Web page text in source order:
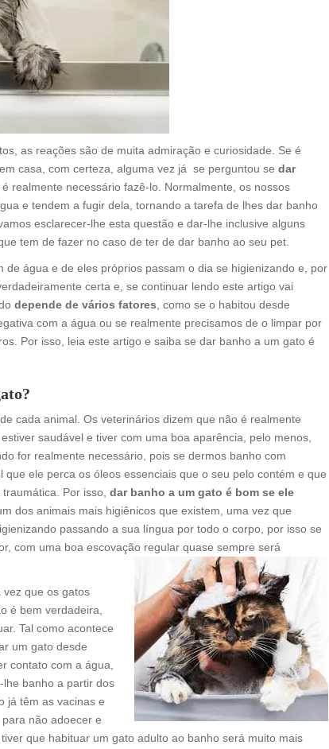
as reações são de muita admiração e curiosidade. Se é
casa, com certeza, alguma vez já se perguntou se dar
realmente necessário fazê-lo. Normalmente, os nossos
e tendem a fugir dela, tornando a tarefa de lhes dar banho
esclarecer-lhe esta questão e dar-lhe inclusive alguns
tem de fazer no caso de ter de dar banho ao seu pet.
de água e de eles próprios passam o dia se higienizando e, por
certa e, se continuar lendo este artigo vai
depende de vários fatores, como se o habitou desde
com a água ou se realmente precisamos de o limpar por
Por isso, leia este artigo e saiba se dar banho a um gato é
cada animal. Os veterinários dizem que não é realmente
saudável e tiver com uma boa aparência, pelo menos,
for realmente necessário, pois se dermos banho com
ele perca os óleos essenciais que o seu pelo contém e que
Por isso, dar banho a um gato é bom se ele
dos animais mais higiênicos que existem, uma vez que
passando a sua língua por todo o corpo, por isso se
com uma boa escovação regular quase sempre será
vez que os gatos
é bem verdadeira,
Tal como acontece
um gato desde
contato com a água,
banho a partir dos
já têm as vacinas e
não adoecer e
que habituar um gato adulto ao banho será muito mais